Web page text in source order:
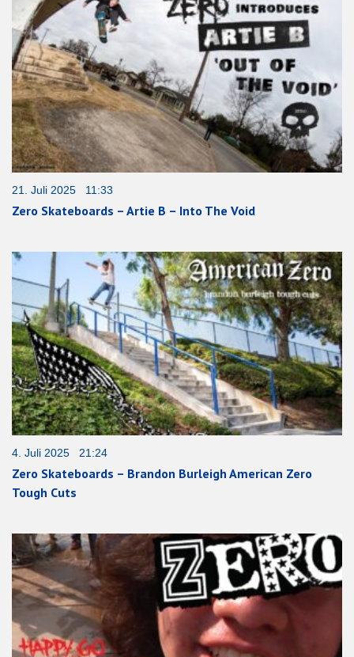
21. Juli 2025 11:33
Zero Skateboards – Artie B – Into The Void
4. Juli 2025 21:24
Zero Skateboards – Brandon Burleigh American Zero
Tough Cuts